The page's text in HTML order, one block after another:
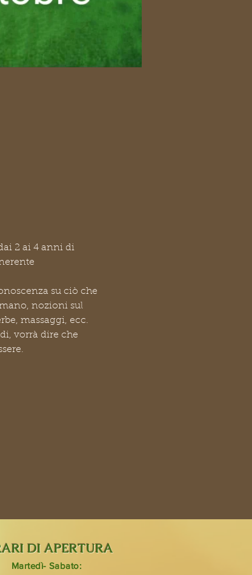
2 ai 4 anni di
su ciò che
nozioni sul
massaggi, ecc.
vorrà dire che
DI APERTURA
Martedì- Sabato: